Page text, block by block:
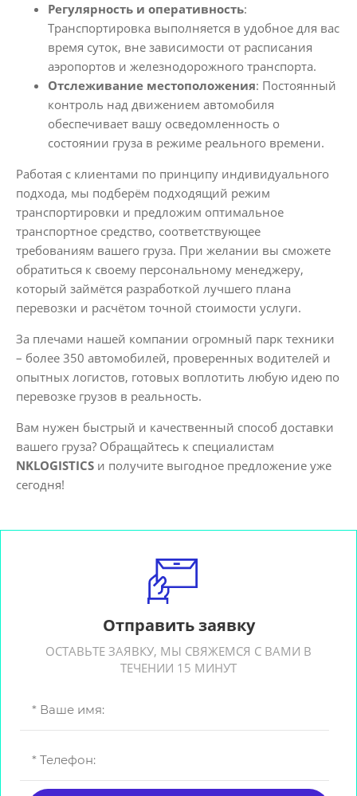
Регулярность и оперативность:
Транспортировка выполняется в удобное для вас
время суток, вне зависимости от расписания
аэропортов и железнодорожного транспорта.
Отслеживание местоположения: Постоянный
контроль над движением автомобиля
обеспечивает вашу осведомленность о
состоянии груза в режиме реального времени.
Работая с клиентами по принципу индивидуального
подхода, мы подберём подходящий режим
транспортировки и предложим оптимальное
транспортное средство, соответствующее
требованиям вашего груза. При желании вы сможете
обратиться к своему персональному менеджеру,
который займётся разработкой лучшего плана
перевозки и расчётом точной стоимости услуги.
За плечами нашей компании огромный парк техники
– более 350 автомобилей, проверенных водителей и
опытных логистов, готовых воплотить любую идею по
перевозке грузов в реальность.
Вам нужен быстрый и качественный способ доставки
вашего груза? Обращайтесь к специалистам
NKLOGISTICS и получите выгодное предложение уже
сегодня!
Отправить заявку
ОСТАВЬТЕ ЗАЯВКУ, МЫ СВЯЖЕМСЯ С ВАМИ В
ТЕЧЕНИИ 15 МИНУТ